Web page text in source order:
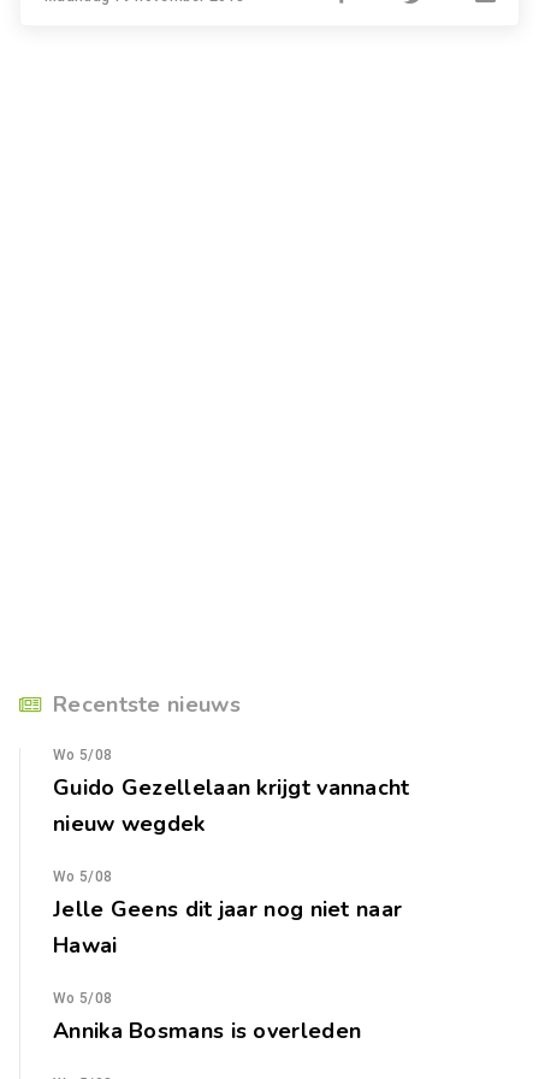
Recentste nieuws
Wo 5/08
Guido Gezellelaan krijgt vannacht
nieuw wegdek
Wo 5/08
Jelle Geens dit jaar nog niet naar
Hawai
Wo 5/08
Annika Bosmans is overleden